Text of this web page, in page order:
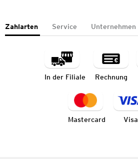
Zahlarten Service Unternehmen
In der Filiale Rechnung
Mastercard Visa